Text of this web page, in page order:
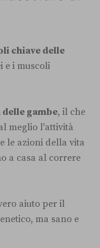
chiave delle
e i muscoli
gambe, il che
meglio l'attività
le azioni della vita
a casa al correre
aiuto per il
ma sano e